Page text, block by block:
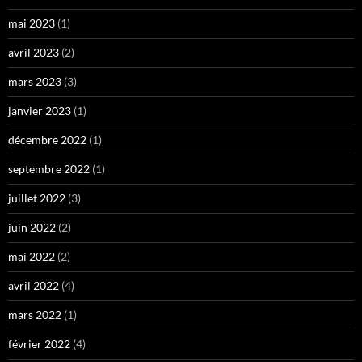
mai 2023 (1)
avril 2023 (2)
mars 2023 (3)
janvier 2023 (1)
décembre 2022 (1)
septembre 2022 (1)
juillet 2022 (3)
juin 2022 (2)
mai 2022 (2)
avril 2022 (4)
mars 2022 (1)
février 2022 (4)